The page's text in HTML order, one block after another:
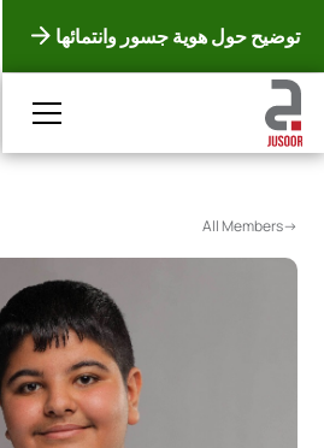
توضيح حول هوية جسور وانتمائها
<-All Members